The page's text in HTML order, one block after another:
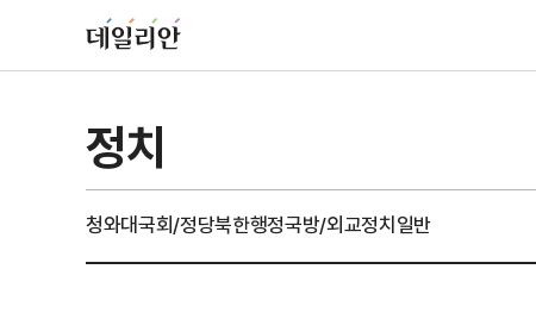
정치
청와대국회/정당북한행정국방/외교정치일반